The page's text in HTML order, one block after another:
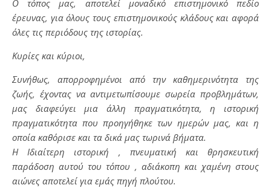
Ο τόπος μας, αποτελεί μοναδικό επιστημονικό πεδίο
έρευνας, για όλους τους επιστημονικούς κλάδους και αφορά
όλες τις περιόδους της ιστορίας.
Κυρίες και κύριοι,
Συνήθως, απορροφημένοι από την καθημερινότητα της
ζωής, έχοντας να αντιμετωπίσουμε σωρεία προβλημάτων,
μας διαφεύγει μια άλλη πραγματικότητα, η ιστορική
πραγματικότητα που προηγήθηκε των ημερών μας, και η
οποία καθόρισε και τα δικά μας τωρινά βήματα.
Η Ιδιαίτερη ιστορική , πνευματική και θρησκευτική
παράδοση αυτού του τόπου , αδιάκοπη και χαμένη στους
αιώνες αποτελεί για εμάς πηγή πλούτου.